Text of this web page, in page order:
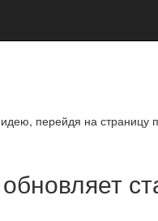
перейдя на страницу